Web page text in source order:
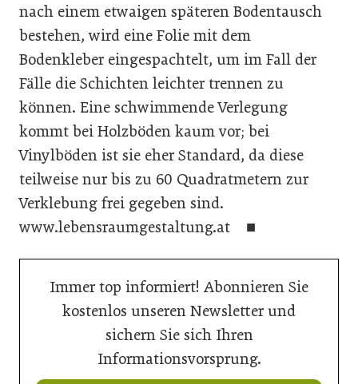
nach einem etwaigen späteren Bodentausch
bestehen, wird eine Folie mit dem
Bodenkleber eingespachtelt, um im Fall der
Fälle die Schichten leichter trennen zu
können. Eine schwimmende Verlegung
kommt bei Holzböden kaum vor; bei
Vinylböden ist sie eher Standard, da diese
teilweise nur bis zu 60 Quadratmetern zur
Verklebung frei gegeben sind.
www.lebensraumgestaltung.at ■
Immer top informiert! Abonnieren Sie
kostenlos unseren Newsletter und
sichern Sie sich Ihren
Informationsvorsprung.